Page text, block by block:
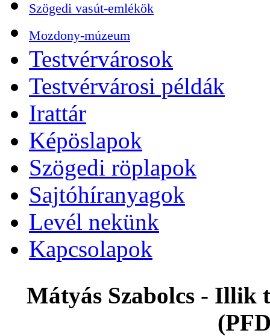
Szögedi vasút-emlékök
Mozdony-múzeum
Testvérvárosok
Testvérvárosi példák
Irattár
Képöslapok
Szögedi röplapok
Sajtóhíranyagok
Levél nekünk
Kapcsolapok
Mátyás Szabolcs - Illik